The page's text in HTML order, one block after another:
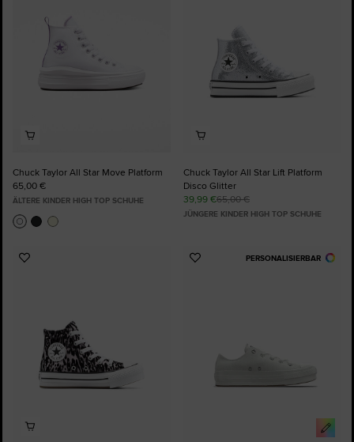
Chuck Taylor All Star Move Platform
65,00 €
ÄLTERE KINDER HIGH TOP SCHUHE
Chuck Taylor All Star Lift Platform
Disco Glitter
39,99 €65,00 €
JÜNGERE KINDER HIGH TOP SCHUHE
Zu
PERSONALISIERBAR
Zu